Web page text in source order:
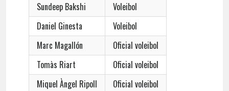
Sundeep Bakshi
Voleibol
Daniel Ginesta
Voleibol
Marc Magallón
Oficial voleibol
Tomàs Riart
Oficial voleibol
Miquel Àngel Ripoll
Oficial voleibol